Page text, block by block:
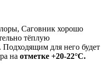
Саговник хорошо
тёплую
Подходящим для него будет
на отметке +20-22°C.